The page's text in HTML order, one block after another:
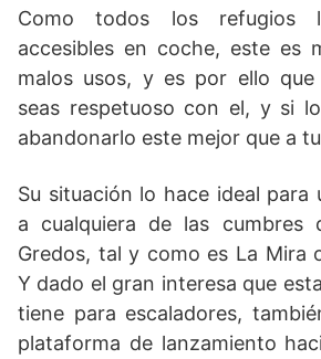
Como todos los refugios
accesibles en coche, este es
malos usos, y es por ello
seas respetuoso con el, y si
abandonarlo este mejor que a
Su situación lo hace ideal para
a cualquiera de las cumbres
Gredos, tal y como es La Mira
Y dado el gran interesa que
tiene para escaladores,
plataforma de lanzamiento